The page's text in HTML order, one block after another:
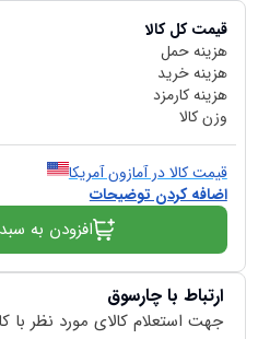
قیمت کل کالا
هزینه حمل
هزینه خرید
هزینه کارمزد
وزن کالا
قیمت کالا در آمازون آمریکا
اضافه کردن توضیحات
افزودن به
ارتباط با چارسوق
جهت استعلام کالای مورد نظر با